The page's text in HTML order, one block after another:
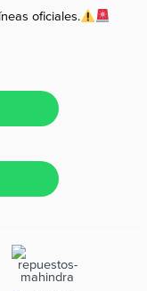
oficiales.